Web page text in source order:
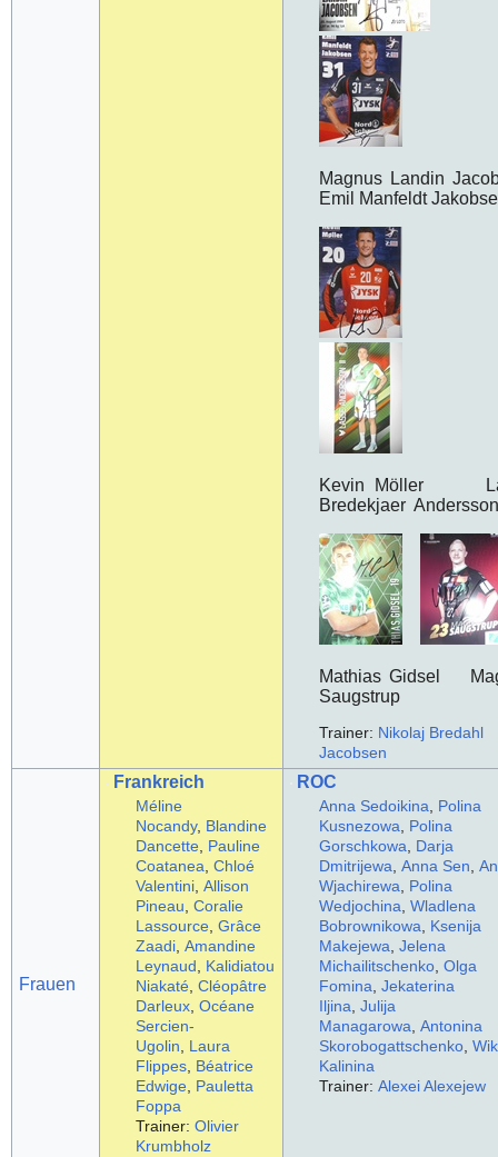
Magnus Landin
Emil Manfeldt
Kevin Möller
Bredekjaer Andersson
Mathias Gidsel
Saugstrup
Trainer: Nikolaj Bredahl
Jacobsen
Frauen
Frankreich
Méline
Nocandy, Blandine
Dancette, Pauline
Coatanea Chloé
Valentini, Allison
Pineau Coralie
Lassource, Grâce
Zaadi, Amandine
Leynaud
Kalidiatou
Niakaté, Cléopâtre
Darleux, Océane
Sercien-
Ugolin
Laura
Flippes, Béatrice
Edwige, Pauletta
Foppa
Trainer: Olivier
Krumbholz
ROC
Anna Sedoikina
Polina
Kusnezowa
Polina
Gorschkowa
Darja
Dmitrijewa Anna Sen
Wjachirewa
Polina
Wedjochina Wladlena
Bobrownikowa
Ksenija
Makejewa Jelena
Michailitschenko, Olga
Fomina Jekaterina
Iljina Julija
Managarowa Antonina
Skorobogattschenko,
Kalinina
Trainer: Alexei Alexejew